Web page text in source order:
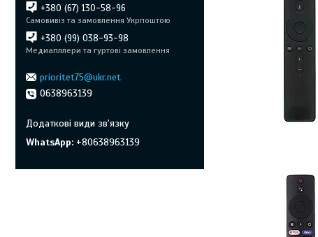
+380 (67) 130-58-96
Самовивіз та замовлення Укрпоштою
+380 (99) 038-93-98
Медиапллери та гуртові замовлення
prioritet75@ukr.net
0638963139
WhatsApp +80638963139